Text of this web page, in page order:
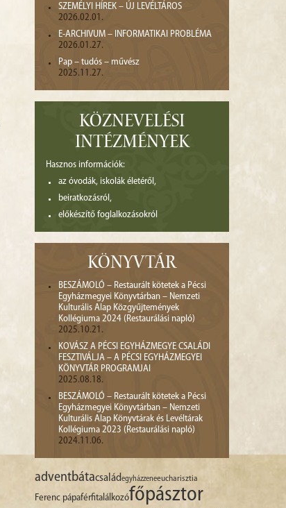
SZEMÉLYI HÍREK – ÚJ LEVÉLTÁROS
2026.02.01.
E-ARCHIVUM – INFORMATIKAI PROBLÉMA
2026.01.27.
Pap – tudós – művész
2025.11.27.
KÖZNEVELÉSI
INTÉZMÉNYEK
Hasznos információk:
az óvodák, iskolák életéről,
beiratkozásról,
előkészítő foglalkozásokról
KÖNYVTÁR
BESZÁMOLÓ – Restaurált kötetek a Pécsi
Egyházmegyei Könyvtárban – Nemzeti
Kulturális Alap Közgyűjtemények
Kollégiuma 2024 (Restaurálási napló)
2025.10.21.
KOVÁSZ A PÉCSI EGYHÁZMEGYE CSALÁDI
FESZTIVÁLJA – A PÉCSI EGYHÁZMEGYEI
KÖNYVTÁR PROGRAMJAI
2025.08.18.
BESZÁMOLÓ – Restaurált kötetek a Pécsi
Egyházmegyei Könyvtárban – Nemzeti
Kulturális Alap Könyvtárak és Levéltárak
Kollégiuma 2023 (Restaurálási napló)
2024.11.06.
adventbátacsaládegyházzeneeucharisztia
Ferenc pápaférfitalálkozófőpásztor